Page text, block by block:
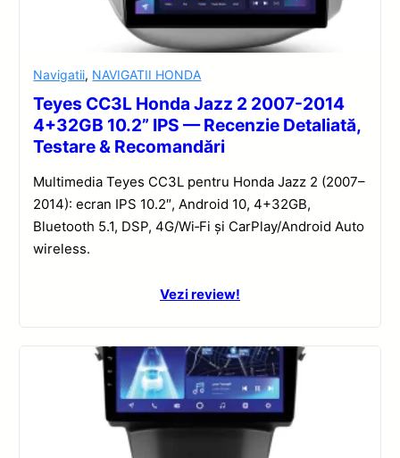
Navigatii, NAVIGATII HONDA
Teyes CC3L Honda Jazz 2 2007-2014
4+32GB 10.2” IPS — Recenzie Detaliată,
Testare & Recomandări
Multimedia Teyes CC3L pentru Honda Jazz 2 (2007–
2014): ecran IPS 10.2″, Android 10, 4+32GB,
Bluetooth 5.1, DSP, 4G/Wi‑Fi și CarPlay/Android Auto
wireless.
Vezi review!